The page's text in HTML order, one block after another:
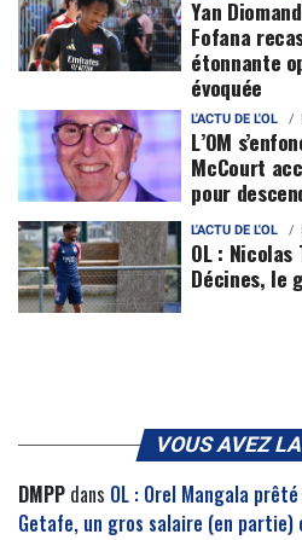
Yan
Fofana
étonnante
évoquée
L'ACTU DE L'OL
L’OM
McCourt
pour
L'ACTU DE L'OL
OL :
Décines, le
VOUS AVEZ
DMPP dans OL : Orel Mangala
Getafe, un gros salaire (en partie)